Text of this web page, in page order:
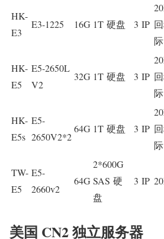
HK-
E3
E3-1225 16G 1T 硬盘 3 IP
际
HK-
E5
E5-2650L
V2
32G 1T 硬盘 3 IP
际
HK-
E5s
E5-
2650V2*2
64G 1T 硬盘 3 IP
际
TW-
E5
E5-
2660v2
64G
2*600G
SAS 硬
盘
3 IP
美国 CN2 独立服务器